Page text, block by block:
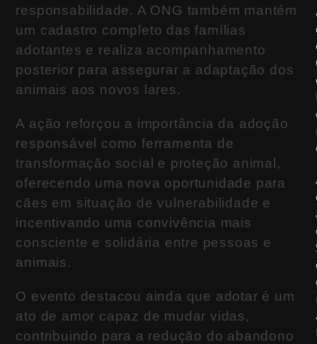
responsabilidade. A ONG também mantém
um cadastro completo das famílias
adotantes e realiza acompanhamento
posterior para assegurar a adaptação dos
animais aos novos lares.
A ação reforçou a importância da adoção
responsável como ferramenta de
transformação social e proteção animal,
oferecendo uma nova oportunidade para
cães em situação de vulnerabilidade e
incentivando uma convivência mais
consciente e solidária entre pessoas e
animais.
O evento destacou ainda que adotar é um
ato de amor capaz de mudar vidas,
contribuindo para a redução do abandono